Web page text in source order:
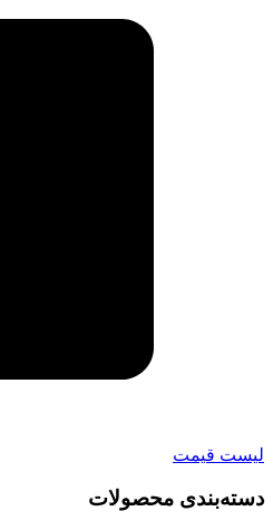
لیست قیمت
دسته‌بندی محصولات